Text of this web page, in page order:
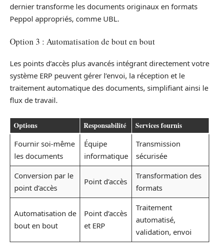
dernier transforme les documents originaux en formats
Peppol appropriés, comme UBL.
Option 3 : Automatisation de bout en bout
Les points d’accès plus avancés intégrant directement votre
système ERP peuvent gérer l’envoi, la réception et le
traitement automatique des documents, simplifiant ainsi le
flux de travail.
Options Responsabilité Services fournis
Fournir soi-même
les documents
Équipe
informatique
Transmission
sécurisée
Conversion par le
point d’accès
Point d’accès
Transformation des
formats
Automatisation de
bout en bout
Point d’accès
et ERP
Traitement
automatisé,
validation, envoi